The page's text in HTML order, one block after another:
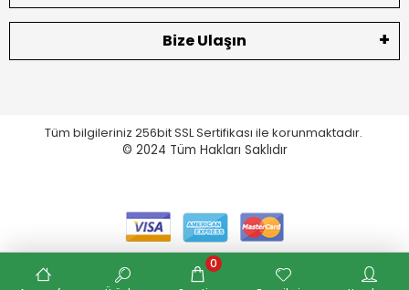
Bize Ulaşın
Tüm bilgileriniz 256bit SSL Sertifikası ile korunmaktadır.
© 2024 Tüm Hakları Saklıdır
0